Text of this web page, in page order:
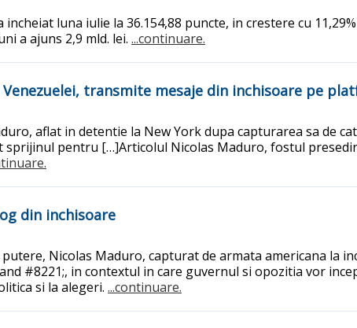
incheiat luna iulie la 36.154,88 puncte, in crestere cu
a ajuns 2,9 mld. lei. ...continuare.
transmite mesaje din inchisoare pe
aflat in detentie la New York dupa capturarea sa de
sprijinul pentru […]Articolul Nicolas Maduro, fostul
din inchisoare
Nicolas Maduro, capturat de armata americana la
#8221;, in contextul in care guvernul si opozitia vor
si la alegeri. ...continuare.